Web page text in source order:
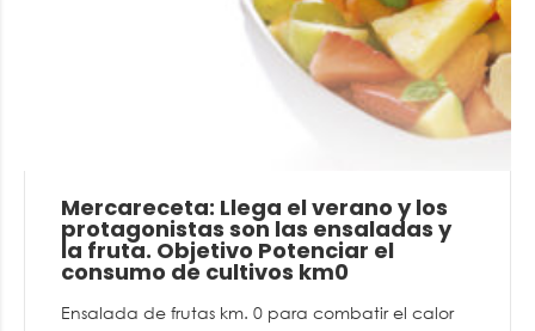
Mercareceta: Llega el verano y los
protagonistas son las ensaladas y
la fruta. Objetivo Potenciar el
consumo de cultivos km0
Ensalada de frutas km. 0 para combatir el calor